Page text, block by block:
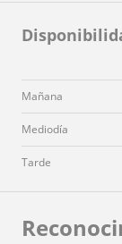
Mañana
Mediodía
Tarde